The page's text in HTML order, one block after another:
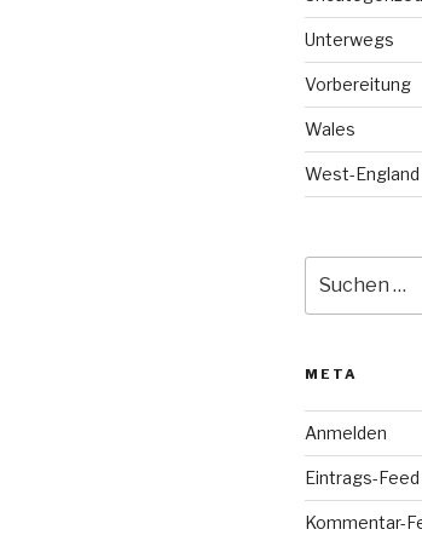
Unterwegs
Vorbereitung
Wales
West-England
nach:
META
Anmelden
Eintrags-Feed
Kommentar-